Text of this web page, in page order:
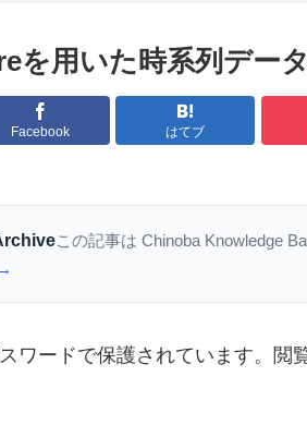
を用いた時系列デー
Facebook はてブ
この記事は Chinoba Knowledge
ワードで保護されています。閲